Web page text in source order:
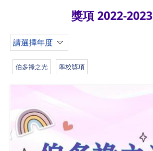
獎項 2022-2023
請選擇年度
伯多祿之光 學校獎項